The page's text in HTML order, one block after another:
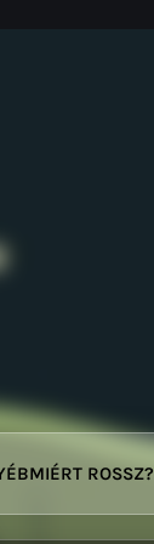
MIÉRT ROSSZ?